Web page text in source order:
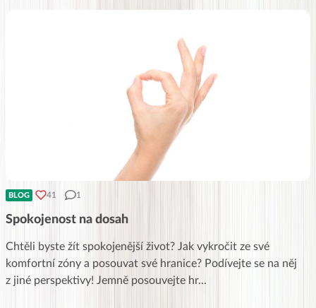
BLOG 41 1
Spokojenost na dosah
Chtěli byste žít spokojenější život? Jak vykročit ze své
komfortní zóny a posouvat své hranice? Podívejte se na něj
z jiné perspektivy! Jemně posouvejte hr...